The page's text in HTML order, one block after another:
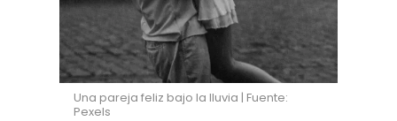
Una pareja feliz bajo la lluvia | Fuente:
Pexels